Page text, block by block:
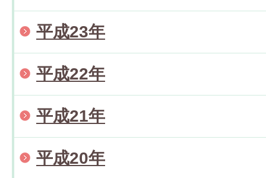
平成23年
平成22年
平成21年
平成20年